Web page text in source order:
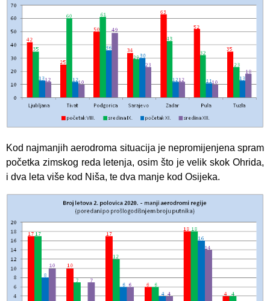
Kod najmanjih aerodroma situacija je nepromijenjena spram
početka zimskog reda letenja, osim što je velik skok Ohrida,
i dva leta više kod Niša, te dva manje kod Osijeka.